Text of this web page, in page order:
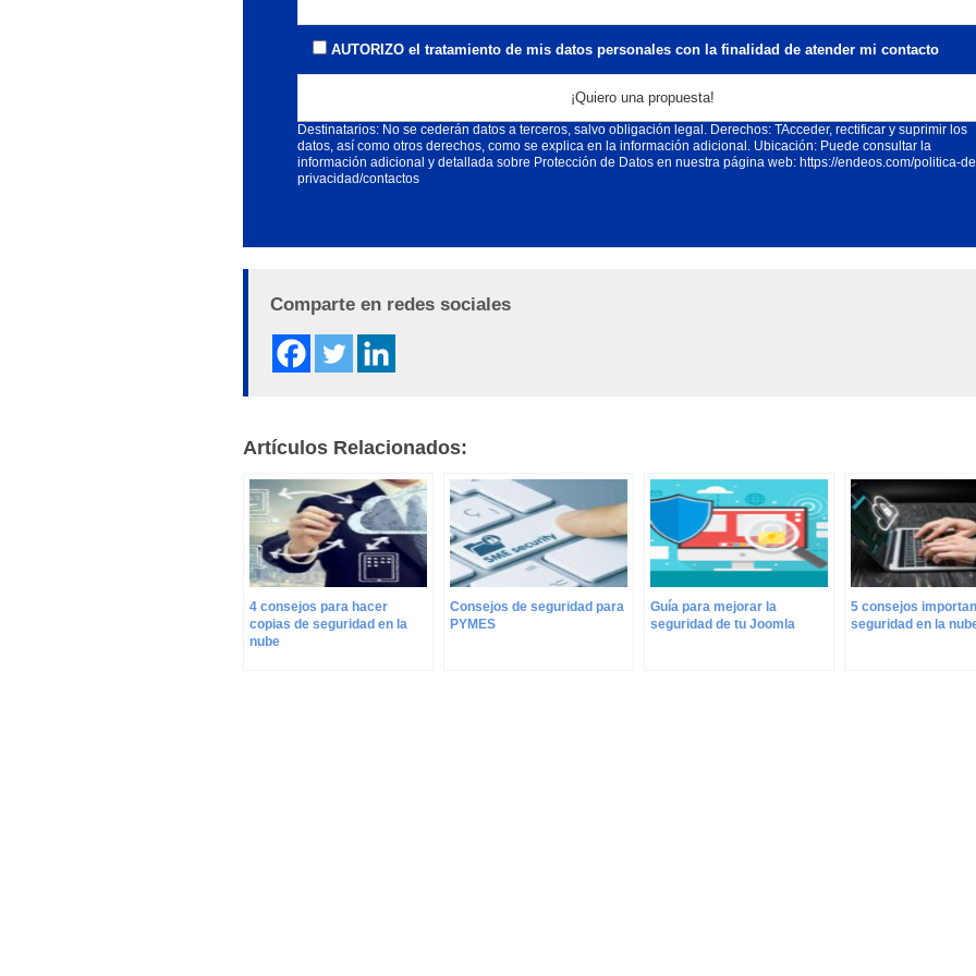
AUTORIZO el tratamiento de mis datos personales con la finalidad de atender mi contacto
Destinatarios: No se cederán datos a terceros, salvo obligación legal. Derechos: TAcceder, rectificar y suprimir los
datos, así como otros derechos, como se explica en la información adicional. Ubicación: Puede consultar la
información adicional y detallada sobre Protección de Datos en nuestra página web: https://endeos.com/politica-
privacidad/contactos
Comparte en redes sociales
Artículos Relacionados:
4 consejos para hacer
copias de seguridad en la
nube
Consejos de seguridad para
PYMES
Guía para mejorar la
seguridad de tu Joomla
5 consejos
seguridad en la